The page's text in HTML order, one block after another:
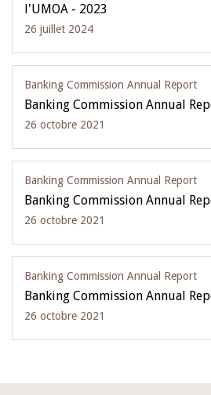
l'UMOA - 2023
26 juillet 2024
Banking Commission Annual Report
Banking Commission Annual
26 octobre 2021
Banking Commission Annual Report
Banking Commission Annual
26 octobre 2021
Banking Commission Annual Report
Banking Commission Annual
26 octobre 2021